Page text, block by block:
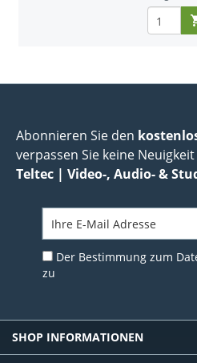
Abonnieren Sie den
verpassen Sie keine
Teltec | Video-, Audio- &
Der Bestimmung zum
zu
SHOP INFORMATIONEN